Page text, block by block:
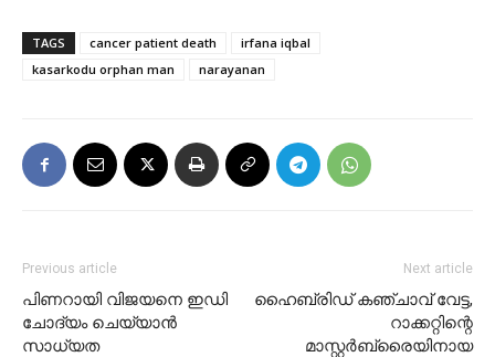
TAGS cancer patient death
irfana iqbal
kasarkodu orphan man
narayanan
Previous article
പിണറായി വിജയനെ ഇഡി
ചോദ്യം ചെയ്യാൻ
സാധ്യത
Next article
ഹൈബ്രിഡ് കഞ്ചാവ് വേട്ട,
റാക്കറ്റിന്റെ
മാസ്റ്റർബ്രൈയിനായ